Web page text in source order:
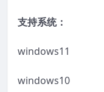
支持系统：
windows11
windows10